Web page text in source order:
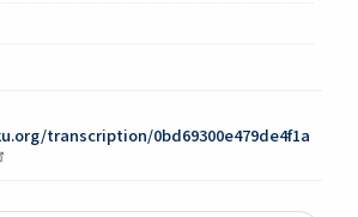
transcription/0bd69300e479de4f1a